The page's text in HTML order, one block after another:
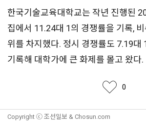
한국기술교육대학교는 작년 진행된
집에서 11.24대 1의 경쟁률을 기록,
위를 차지했다. 정시 경쟁률도 7.19대
기록해 대학가에 큰 화제를 몰고 왔다.
좋아요 0
Copyright ⓒ 조선일보 & Chosun.com